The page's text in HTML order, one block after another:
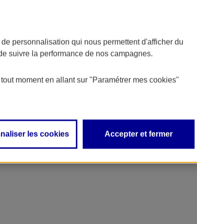
personnalisation qui nous permettent d'afficher du
suivre la performance de nos campagnes.
moment en allant sur "Paramétrer mes cookies"
les cookies Accepter et fermer